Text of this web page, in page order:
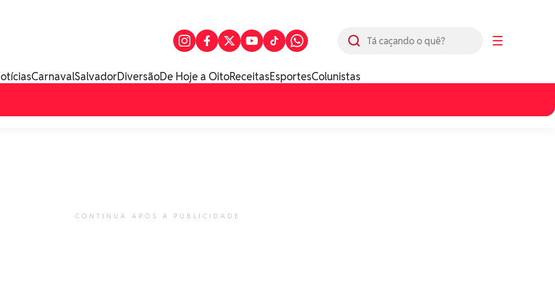
☰
CarnavalSalvadorDiversãoDe Hoje a OitoReceitasEsportesColunistas
CONTINUA APÓS A PUBLICIDADE